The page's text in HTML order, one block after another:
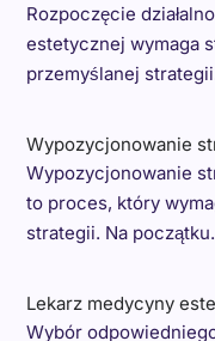
Rozpoczęcie
estetycznej wymaga
przemyślanej
Wypozycjonowanie
Wypozycjonowanie
to proces, który
strategii. Na
Lekarz medycyny
Wybór